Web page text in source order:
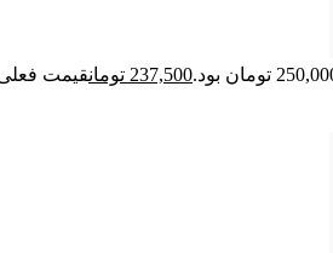
237,500 تومانقیمت فعلی: 237,500